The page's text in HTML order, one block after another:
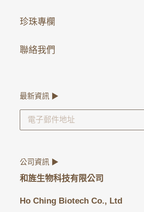
珍珠專欄
聯絡我們
最新資訊 ▶
公司資訊 ▶
和旌生物科技有限公司
Ho Ching Biotech Co., Ltd